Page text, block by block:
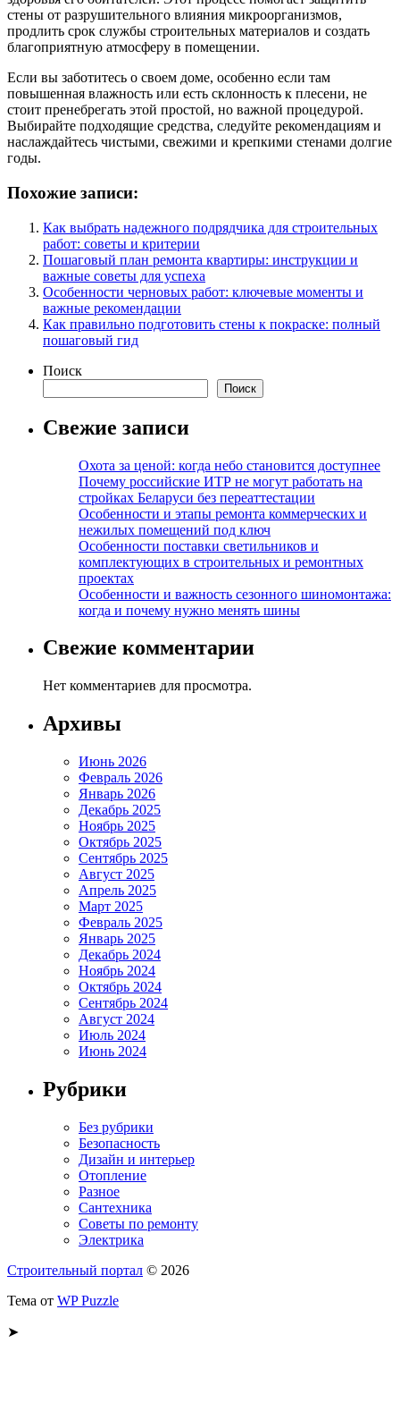
стены от разрушительного влияния микроорганизмов,
продлить срок службы строительных материалов и создать
благоприятную атмосферу в помещении.
Если вы заботитесь о своем доме, особенно если там
повышенная влажность или есть склонность к плесени, не
стоит пренебрегать этой простой, но важной процедурой.
Выбирайте подходящие средства, следуйте рекомендациям и
наслаждайтесь чистыми, свежими и крепкими стенами долгие
годы.
Похожие записи:
Как выбрать надежного подрядчика для строительных
работ: советы и критерии
Пошаговый план ремонта квартиры: инструкции и
важные советы для успеха
Особенности черновых работ: ключевые моменты и
важные рекомендации
Как правильно подготовить стены к покраске: полный
пошаговый гид
Поиск
Поиск
Свежие записи
Охота за ценой: когда небо становится доступнее
Почему российские ИТР не могут работать на
стройках Беларуси без переаттестации
Особенности и этапы ремонта коммерческих и
нежилых помещений под ключ
Особенности поставки светильников и
комплектующих в строительных и ремонтных
проектах
Особенности и важность сезонного шиномонтажа:
когда и почему нужно менять шины
Свежие комментарии
Нет комментариев для просмотра.
Архивы
Июнь 2026
Февраль 2026
Январь 2026
Декабрь 2025
Ноябрь 2025
Октябрь 2025
Сентябрь 2025
Август 2025
Апрель 2025
Март 2025
Февраль 2025
Январь 2025
Декабрь 2024
Ноябрь 2024
Октябрь 2024
Сентябрь 2024
Август 2024
Июль 2024
Июнь 2024
Рубрики
Без рубрики
Безопасность
Дизайн и интерьер
Отопление
Разное
Сантехника
Советы по ремонту
Электрика
Строительный портал © 2026
Тема от WP Puzzle
➤